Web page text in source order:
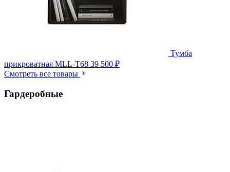
Тумба
прикроватная MLL-T68 39 500 ₽
Смотреть все товары
Гардеробные